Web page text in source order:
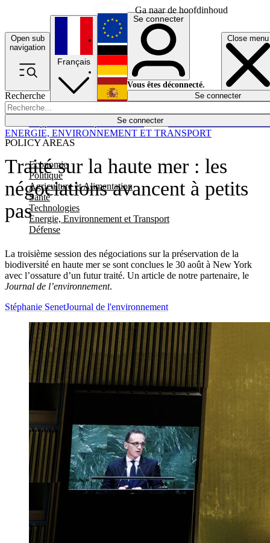
Ga naar de hoofdinhoud
Open sub
navigation
Close menu
Recherche
Se connecter
POLICY AREAS
Economie
Politique
Agriculture et Alimentation
Santé
Technologies
Energie, Environnement et Transport
Défense
Économie
Français
English
Deutsch
Español
Se connecter
Vous êtes déconnecté.
Se connecter
Traité sur la haute mer : les
négociations avancent à petits
pas
La troisième session des négociations sur la préservation de la
biodiversité en haute mer se sont conclues le 30 août à New York
avec l’ossature d’un futur traité. Un article de notre partenaire, le
Journal de l’environnement.
ENERGIE, ENVIRONNEMENT ET TRANSPORT
Stéphanie SenetJournal de l'environnement